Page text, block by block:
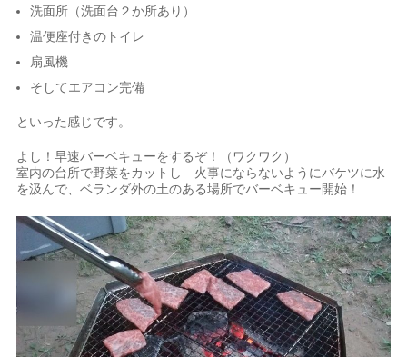
洗面所（洗面台２か所あり）
温便座付きのトイレ
扇風機
そしてエアコン完備
といった感じです。
よし！早速バーベキューをするぞ！（ワクワク）
室内の台所で野菜をカットし 火事にならないようにバケツに水
を汲んで、ベランダ外の土のある場所でバーベキュー開始！